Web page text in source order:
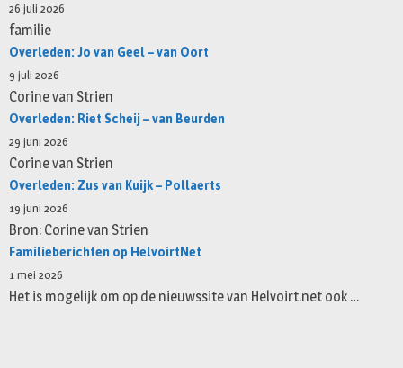
26 juli 2026
familie
Overleden: Jo van Geel – van Oort
9 juli 2026
Corine van Strien
Overleden: Riet Scheij – van Beurden
29 juni 2026
Corine van Strien
Overleden: Zus van Kuijk – Pollaerts
19 juni 2026
Bron: Corine van Strien
Familieberichten op HelvoirtNet
1 mei 2026
Het is mogelijk om op de nieuwssite van Helvoirt.net ook …